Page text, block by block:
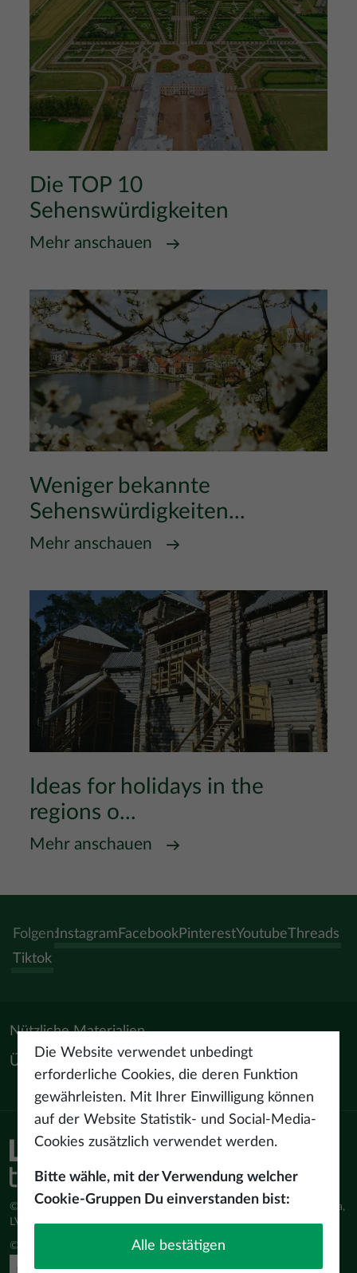
Die TOP 10
Sehenswürdigkeiten
Mehr anschauen
Weniger bekannte
Sehenswürdigkeiten...
Mehr anschauen
Ideas for holidays in the
regions o...
Mehr anschauen
Folgen:Instagram FacebookPinterestYoutubeThreads
Tiktok
Nützliche Materialien
Über uns
© Latvijas Investīciju un attīstības aģentūra (LIAA) Pērses iela 2, Rīga,
LV-1442 www.liaa.gov.lv
© 2026 latvia.travel. All rights reserved
Die Website verwendet unbedingt
erforderliche Cookies, die deren Funktion
gewährleisten. Mit Ihrer Einwilligung können
auf der Website Statistik- und Social-Media-
Cookies zusätzlich verwendet werden.
Bitte wähle, mit der Verwendung welcher
Cookie-Gruppen Du einverstanden bist:
Alle bestätigen